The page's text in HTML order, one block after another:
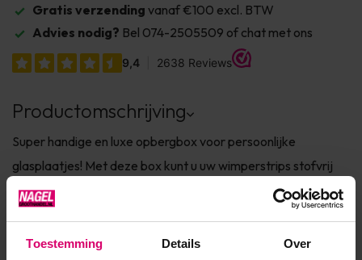
Toestemming Details Over
Gratis verzending vanaf €100 excl. BTW
Advies nodig? Bel 074-2505509 of chat met ons
Productomschrijving
Super handige en luxe opbergbox voor persoonlijke
glasplaatjes! Met deze box kunt u uw wimperstrips stofvrij
bewaren. De box is zwart met goud.
Product specificaties